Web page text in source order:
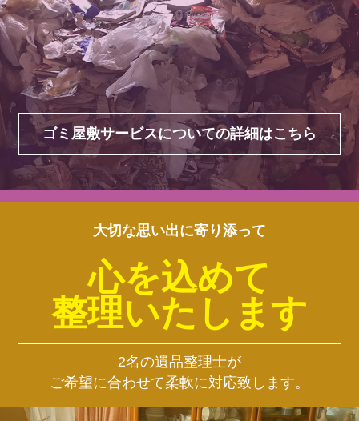
ゴミ屋敷サービスについての詳細はこちら
大切な思い出に寄り添って
心を込めて
整理いたします
2名の遺品整理士が
ご希望に合わせて柔軟に対応致します。